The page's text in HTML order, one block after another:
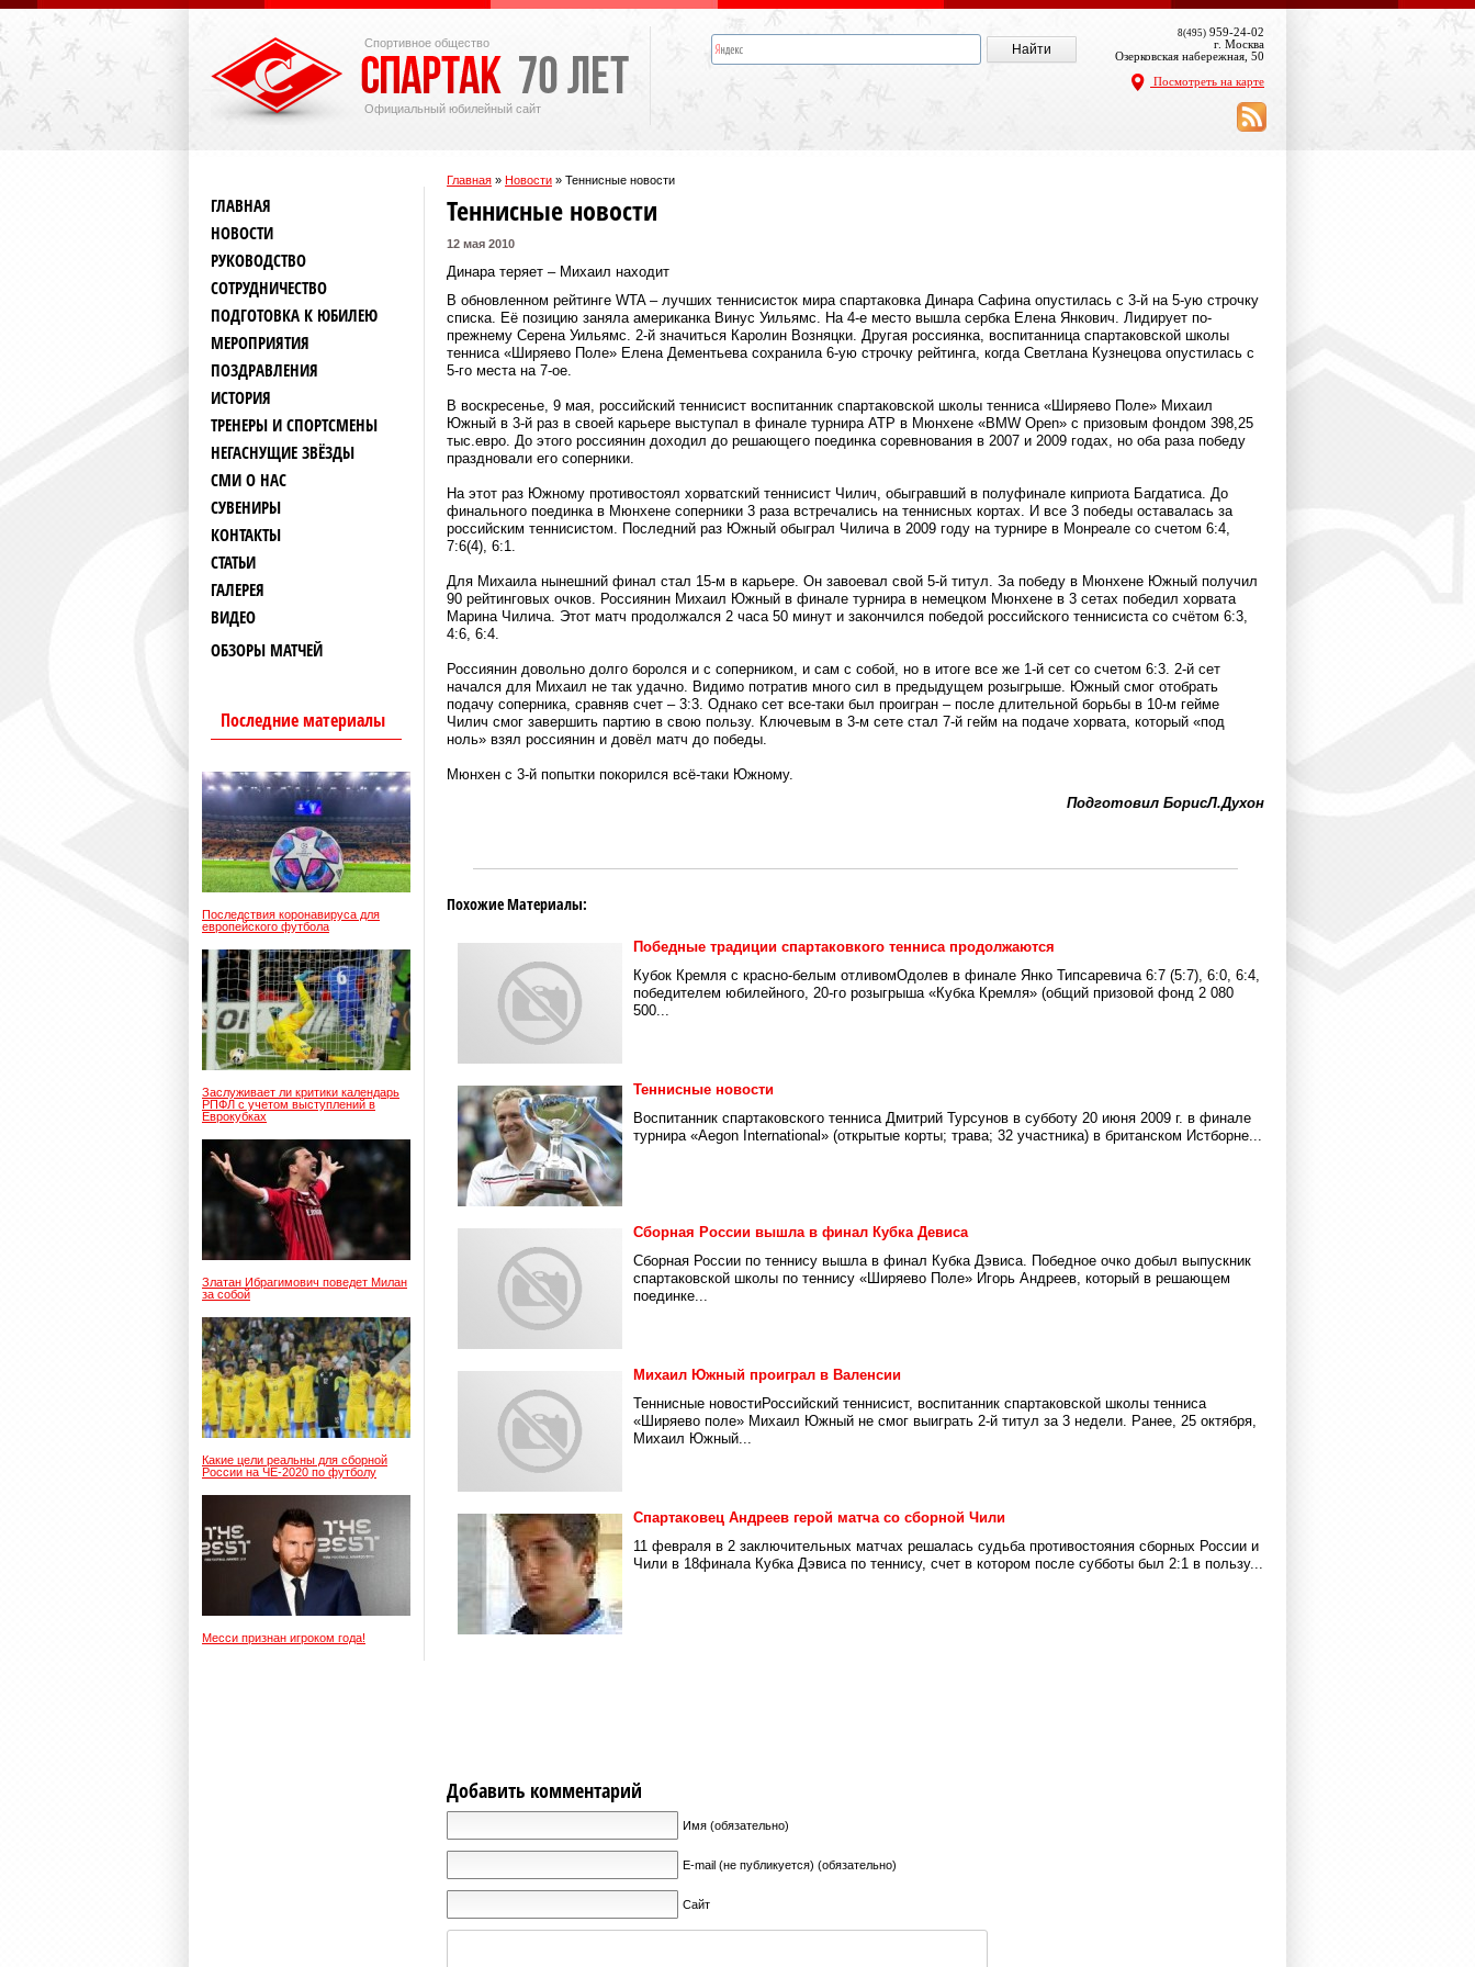
Спортивное общество
Официальный юбилейный сайт
8(495) 959-24-02
г. Москва
Озерковская набережная, 50
Посмотреть на карте
Главная » Новости » Теннисные новости
ГЛАВНАЯ
НОВОСТИ
РУКОВОДСТВО
СОТРУДНИЧЕСТВО
ПОДГОТОВКА К ЮБИЛЕЮ
МЕРОПРИЯТИЯ
ПОЗДРАВЛЕНИЯ
ИСТОРИЯ
ТРЕНЕРЫ И СПОРТСМЕНЫ
НЕГАСНУЩИЕ ЗВЁЗДЫ
СМИ О НАС
СУВЕНИРЫ
КОНТАКТЫ
СТАТЬИ
ГАЛЕРЕЯ
ВИДЕО
ОБЗОРЫ МАТЧЕЙ
Последние материалы
Последствия коронавируса для
европейского футбола
Заслуживает ли критики календарь
РПФЛ с учетом выступлений в
Еврокубках
Златан Ибрагимович поведет Милан
за собой
Какие цели реальны для сборной
России на ЧЕ-2020 по футболу
Месси признан игроком года!
Теннисные новости
12 мая 2010
Динара теряет – Михаил находит
В обновленном рейтинге WTA – лучших теннисисток мира спартаковка Динара Сафина опустилась с 3-й на 5-ую строчку
списка. Её позицию заняла американка Винус Уильямс. На 4-е место вышла сербка Елена Янкович. Лидирует по-
прежнему Серена Уильямс. 2-й значиться Каролин Возняцки. Другая россиянка, воспитанница спартаковской школы
тенниса «Ширяево Поле» Елена Дементьева сохранила 6-ую строчку рейтинга, когда Светлана Кузнецова опустилась с
5-го места на 7-ое.
В воскресенье, 9 мая, российский теннисист воспитанник спартаковской школы тенниса «Ширяево Поле» Михаил
Южный в 3-й раз в своей карьере выступал в финале турнира АТР в Мюнхене «BMW Open» с призовым фондом 398,25
тыс.евро. До этого россиянин доходил до решающего поединка соревнования в 2007 и 2009 годах, но оба раза победу
праздновали его соперники.
На этот раз Южному противостоял хорватский теннисист Чилич, обыгравший в полуфинале киприота Багдатиса. До
финального поединка в Мюнхене соперники 3 раза встречались на теннисных кортах. И все 3 победы оставалась за
российским теннисистом. Последний раз Южный обыграл Чилича в 2009 году на турнире в Монреале со счетом 6:4,
7:6(4), 6:1.
Для Михаила нынешний финал стал 15-м в карьере. Он завоевал свой 5-й титул. За победу в Мюнхене Южный получил
90 рейтинговых очков. Россиянин Михаил Южный в финале турнира в немецком Мюнхене в 3 сетах победил хорвата
Марина Чилича. Этот матч продолжался 2 часа 50 минут и закончился победой российского теннисиста со счётом 6:3,
4:6, 6:4.
Россиянин довольно долго боролся и с соперником, и сам с собой, но в итоге все же 1-й сет со счетом 6:3. 2-й сет
начался для Михаил не так удачно. Видимо потратив много сил в предыдущем розыгрыше. Южный смог отобрать
подачу соперника, сравняв счет – 3:3. Однако сет все-таки был проигран – после длительной борьбы в 10-м гейме
Чилич смог завершить партию в свою пользу. Ключевым в 3-м сете стал 7-й гейм на подаче хорвата, который «под
ноль» взял россиянин и довёл матч до победы.
Мюнхен с 3-й попытки покорился всё-таки Южному.
Подготовил БорисЛ.Духон
Похожие Материалы:
Победные традиции спартаковкого тенниса продолжаются
Кубок Кремля с красно-белым отливомОдолев в финале Янко Типсаревича 6:7 (5:7), 6:0, 6:4,
победителем юбилейного, 20-го розыгрыша «Кубка Кремля» (общий призовой фонд 2 080
500...
Теннисные новости
Воспитанник спартаковского тенниса Дмитрий Турсунов в субботу 20 июня 2009 г. в финале
турнира «Aegon International» (открытые корты; трава; 32 участника) в британском Истборне...
Сборная России вышла в финал Кубка Девиса
Сборная России по теннису вышла в финал Кубка Дэвиса. Победное очко добыл выпускник
спартаковской школы по теннису «Ширяево Поле» Игорь Андреев, который в решающем
поединке...
Михаил Южный проиграл в Валенсии
Теннисные новостиРоссийский теннисист, воспитанник спартаковской школы тенниса
«Ширяево поле» Михаил Южный не смог выиграть 2-й титул за 3 недели. Ранее, 25 октября,
Михаил Южный...
Спартаковец Андреев герой матча со сборной Чили
11 февраля в 2 заключительных матчах решалась судьба противостояния сборных России и
Чили в 18финала Кубка Дэвиса по теннису, счет в котором после субботы был 2:1 в пользу...
Добавить комментарий
Имя (обязательно)
E-mail (не публикуется) (обязательно)
Сайт